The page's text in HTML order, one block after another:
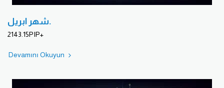
شهر ابريل.
2143.15PIP+
Devamını Okuyun